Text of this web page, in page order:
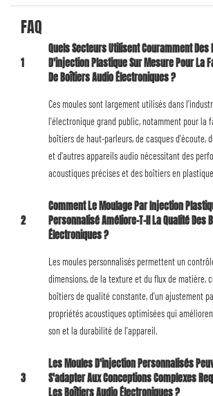
FAQ
1
Quels Secteurs Utilisent Couramment Des
D'injection Plastique Sur Mesure Pour La
De Boîtiers Audio Électroniques ?
Ces moules sont largement utilisés dans
l'électronique grand public, notamment pour la
boîtiers de haut-parleurs, de casques d'écoute,
et d'autres appareils audio nécessitant des
acoustiques précises et des boîtiers en
2
Comment Le Moulage Par Injection
Personnalisé Améliore-T-Il La Qualité Des
Électroniques ?
Les moules personnalisés permettent un
dimensions, de la texture et du flux de matière,
boîtiers de qualité constante, d'un ajustement
propriétés acoustiques optimisées qui
son et la durabilité de l'appareil.
3
Les Moules D'injection Personnalisés
S'adapter Aux Conceptions Complexes
Les Boîtiers Audio Électroniques ?